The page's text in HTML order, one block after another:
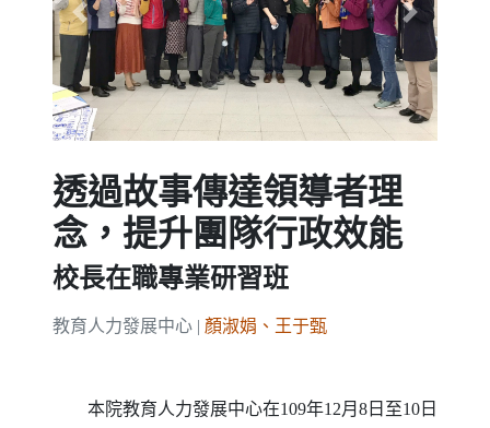
Previous Next
透過故事傳達領導者理
念，提升團隊行政效能
校長在職專業研習班
教育人力發展中心 | 顏淑娟、王于甄
本院教育人力發展中心在109年12月8日至10日